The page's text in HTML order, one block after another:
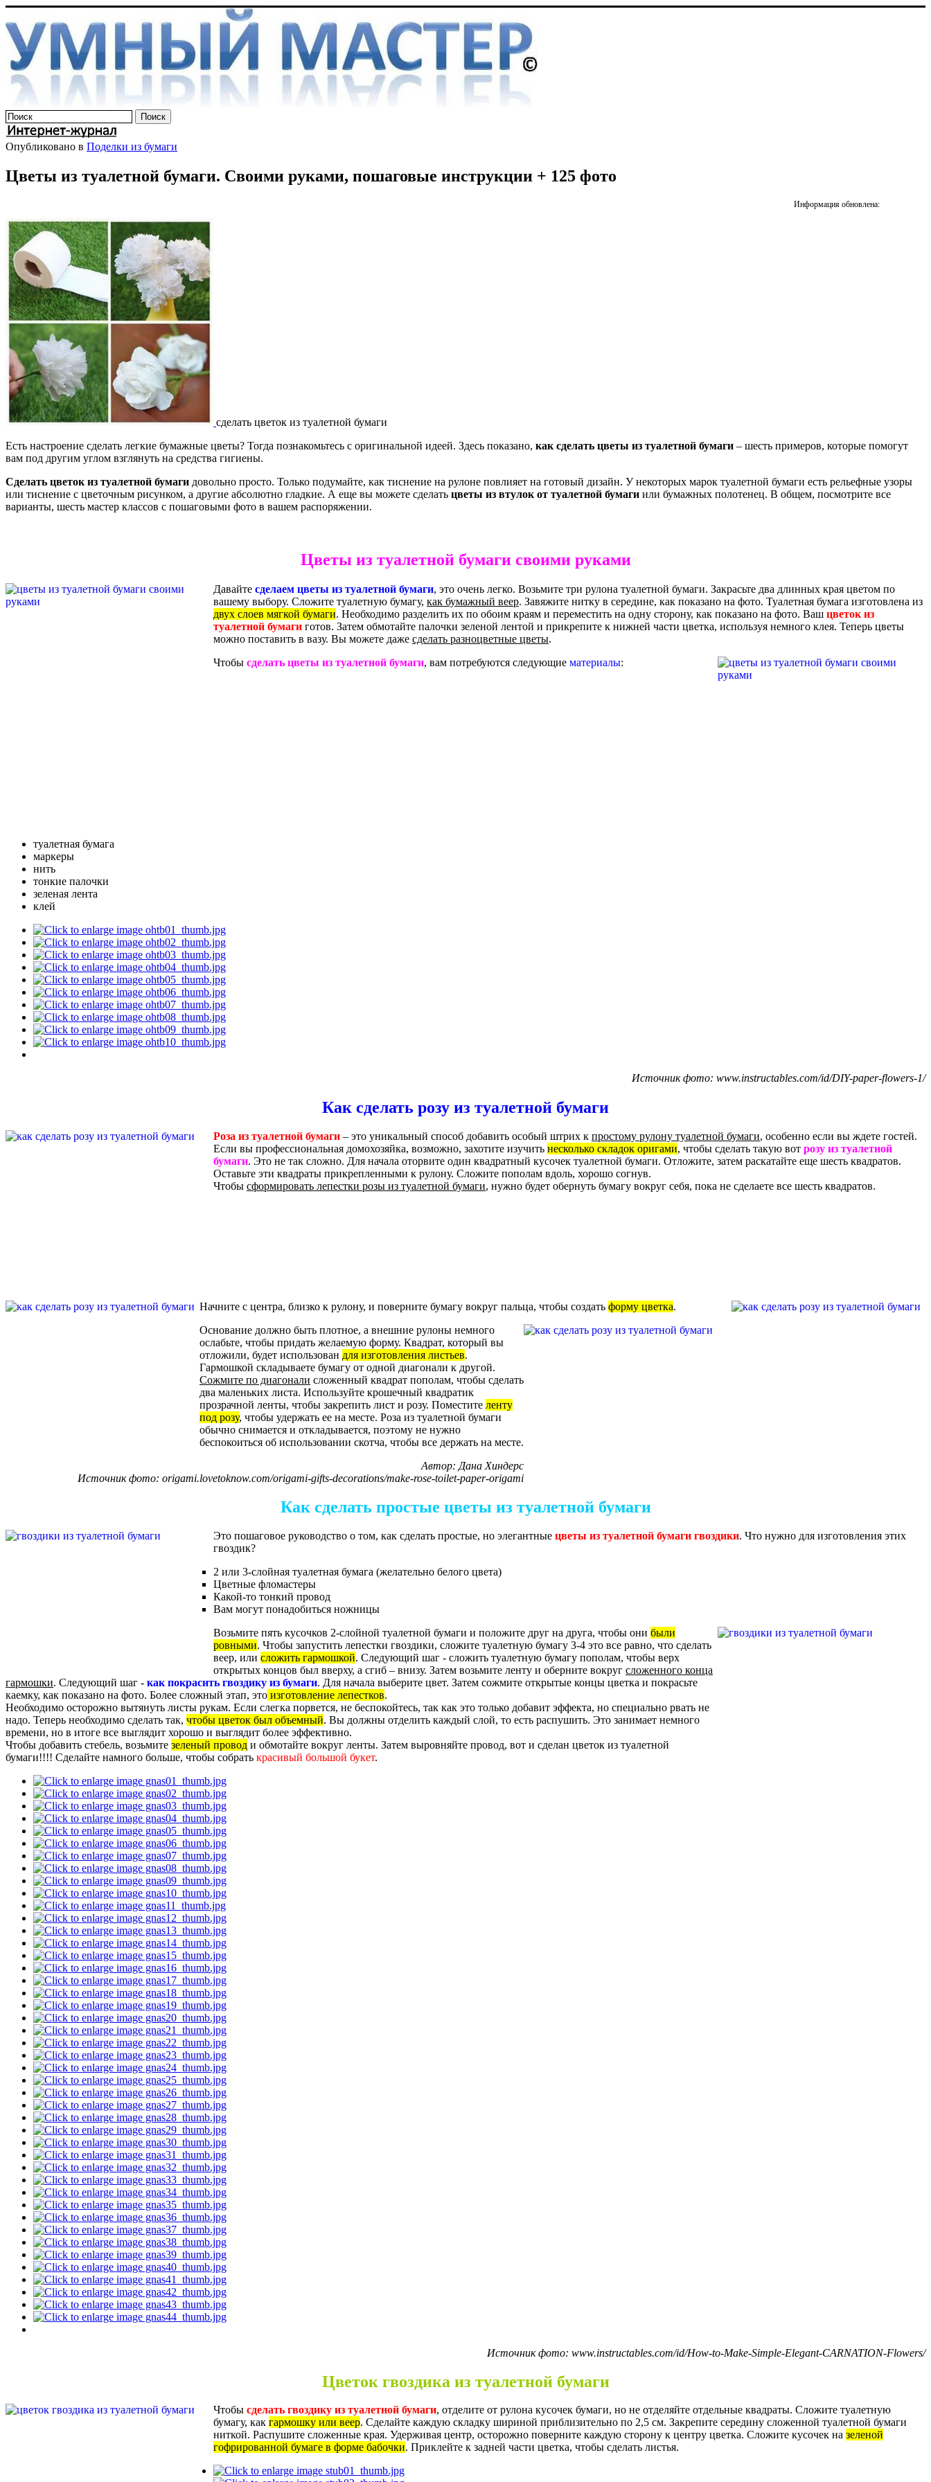
Опубликовано в Поделки из бумаги
Цветы из туалетной бумаги. Своими руками, пошаговые инструкции + 125 фото
Информация обновлена:
сделать цветок из туалетной бумаги
Есть настроение сделать легкие бумажные цветы? Тогда познакомьтесь с оригинальной идеей. Здесь показано, как сделать цветы из туалетной бумаги – шесть примеров, которые помогут
вам под другим углом взглянуть на средства гигиены.
Сделать цветок из туалетной бумаги довольно просто. Только подумайте, как тиснение на рулоне повлияет на готовый дизайн. У некоторых марок туалетной бумаги есть рельефные узоры
или тиснение с цветочным рисунком, а другие абсолютно гладкие. А еще вы можете сделать цветы из втулок от туалетной бумаги или бумажных полотенец. В общем, посмотрите все
варианты, шесть мастер классов с пошаговыми фото в вашем распоряжении.
Цветы из туалетной бумаги своими руками
Давайте сделаем цветы из туалетной бумаги, это очень легко. Возьмите три рулона туалетной бумаги. Закрасьте два длинных края цветом по
вашему выбору. Сложите туалетную бумагу, как бумажный веер. Завяжите нитку в середине, как показано на фото. Туалетная бумага изготовлена из
двух слоев мягкой бумаги. Необходимо разделить их по обоим краям и переместить на одну сторону, как показано на фото. Ваш цветок из
туалетной бумаги готов. Затем обмотайте палочки зеленой лентой и прикрепите к нижней части цветка, используя немного клея. Теперь цветы
можно поставить в вазу. Вы можете даже сделать разноцветные цветы.
Чтобы сделать цветы из туалетной бумаги, вам потребуются следующие материалы:
туалетная бумага
маркеры
нить
тонкие палочки
зеленая лента
клей
Источник фото: www.instructables.com/id/DIY-paper-flowers-1/
Как сделать розу из туалетной бумаги
Роза из туалетной бумаги – это уникальный способ добавить особый штрих к простому рулону туалетной бумаги, особенно если вы ждете гостей.
Если вы профессиональная домохозяйка, возможно, захотите изучить несколько складок оригами, чтобы сделать такую вот розу из туалетной
бумаги. Это не так сложно. Для начала оторвите один квадратный кусочек туалетной бумаги. Отложите, затем раскатайте еще шесть квадратов.
Оставьте эти квадраты прикрепленными к рулону. Сложите пополам вдоль, хорошо согнув.
Чтобы сформировать лепестки розы из туалетной бумаги, нужно будет обернуть бумагу вокруг себя, пока не сделаете все шесть квадратов.
Начните с центра, близко к рулону, и поверните бумагу вокруг пальца, чтобы создать форму цветка.
Основание должно быть плотное, а внешние рулоны немного
ослабьте, чтобы придать желаемую форму. Квадрат, который вы
отложили, будет использован для изготовления листьев.
Гармошкой складываете бумагу от одной диагонали к другой.
Сожмите по диагонали сложенный квадрат пополам, чтобы сделать
два маленьких листа. Используйте крошечный квадратик
прозрачной ленты, чтобы закрепить лист и розу. Поместите ленту
под розу, чтобы удержать ее на месте. Роза из туалетной бумаги
обычно снимается и откладывается, поэтому не нужно
беспокоиться об использовании скотча, чтобы все держать на месте.
Автор: Дана Хиндерс
Источник фото: origami.lovetoknow.com/origami-gifts-decorations/make-rose-toilet-paper-origami
Как сделать простые цветы из туалетной бумаги
Это пошаговое руководство о том, как сделать простые, но элегантные цветы из туалетной бумаги гвоздики. Что нужно для изготовления этих
гвоздик?
2 или 3-слойная туалетная бумага (желательно белого цвета)
Цветные фломастеры
Какой-то тонкий провод
Вам могут понадобиться ножницы
Возьмите пять кусочков 2-слойной туалетной бумаги и положите друг на друга, чтобы они были
ровными. Чтобы запустить лепестки гвоздики, сложите туалетную бумагу 3-4 это все равно, что сделать
веер, или сложить гармошкой. Следующий шаг - сложить туалетную бумагу пополам, чтобы верх
открытых концов был вверху, а сгиб – внизу. Затем возьмите ленту и оберните вокруг сложенного конца
гармошки. Следующий шаг - как покрасить гвоздику из бумаги. Для начала выберите цвет. Затем сожмите открытые концы цветка и покрасьте
каемку, как показано на фото. Более сложный этап, это изготовление лепестков.
Необходимо осторожно вытянуть листы рукам. Если слегка порвется, не беспокойтесь, так как это только добавит эффекта, но специально рвать не
надо. Теперь необходимо сделать так, чтобы цветок был объемный. Вы должны отделить каждый слой, то есть распушить. Это занимает немного
времени, но в итоге все выглядит хорошо и выглядит более эффективно.
Чтобы добавить стебель, возьмите зеленый провод и обмотайте вокруг ленты. Затем выровняйте провод, вот и сделан цветок из туалетной
бумаги!!!! Сделайте намного больше, чтобы собрать красивый большой букет.
Источник фото: www.instructables.com/id/How-to-Make-Simple-Elegant-CARNATION-Flowers/
Цветок гвоздика из туалетной бумаги
Чтобы сделать гвоздику из туалетной бумаги, отделите от рулона кусочек бумаги, но не отделяйте отдельные квадраты. Сложите туалетную
бумагу, как гармошку или веер. Сделайте каждую складку шириной приблизительно по 2,5 см. Закрепите середину сложенной туалетной бумаги
ниткой. Распушите сложенные края. Удерживая центр, осторожно поверните каждую сторону к центру цветка. Сложите кусочек на зеленой
гофрированной бумаге в форме бабочки. Приклейте к задней части цветка, чтобы сделать листья.